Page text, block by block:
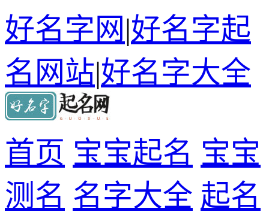
好名字网|好名字起
名网站|好名字大全
首页 宝宝起名 宝宝
测名 名字大全 起名